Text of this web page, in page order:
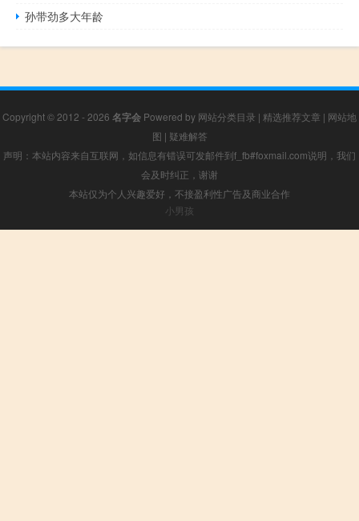
孙带劲多大年龄
Copyright © 2012 - 2026 名字会 Powered by 网站分类目录 | 精选推荐文章 | 网站地
图 | 疑难解答
声明：本站内容来自互联网，如信息有错误可发邮件到f_fb#foxmail.com说明，我们
会及时纠正，谢谢
本站仅为个人兴趣爱好，不接盈利性广告及商业合作
小男孩